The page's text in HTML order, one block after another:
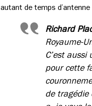
autant de temps
Richard
Royaume-
C’est
pour cette
de tragédie